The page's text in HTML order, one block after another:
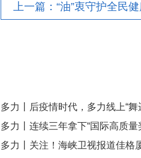
多力丨后疫情时代，多力线上“舞
多力丨连续三年拿下“国际高质
多力丨关注！海峡卫视报道佳格